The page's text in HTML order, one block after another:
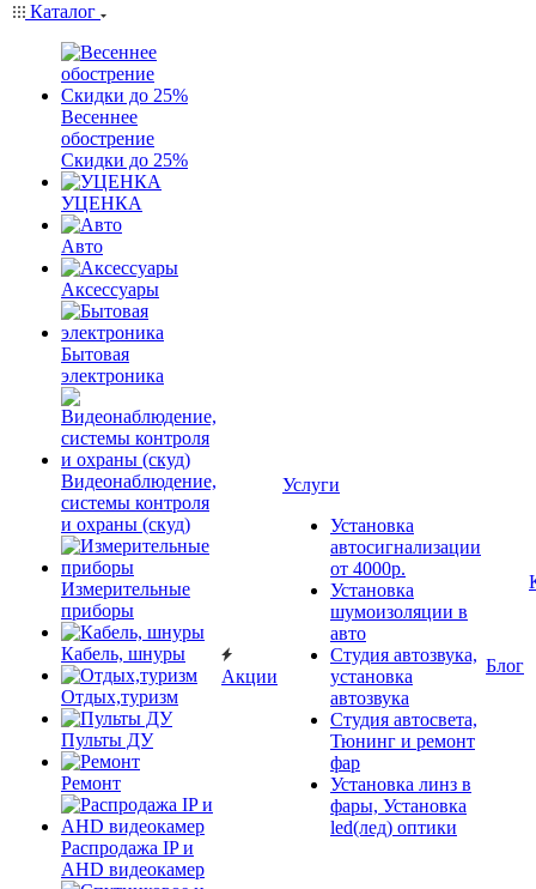
Каталог
Весеннее
обострение
Скидки до 25%
УЦЕНКА
Авто
Аксессуары
Бытовая
электроника
Видеонаблюдение,
системы контроля
и охраны (скуд)
Измерительные
приборы
Кабель, шнуры
Отдых,туризм
Пульты ДУ
Ремонт
Распродажа IP и
AHD видеокамер
Акции
Услуги
Установка
автосигнализации
от 4000р.
Установка
шумоизоляции в
авто
Студия автозвука,
установка
автозвука
Студия автосвета,
Тюнинг и ремонт
фар
Установка линз в
фары, Установка
led(лед) оптики
Блог